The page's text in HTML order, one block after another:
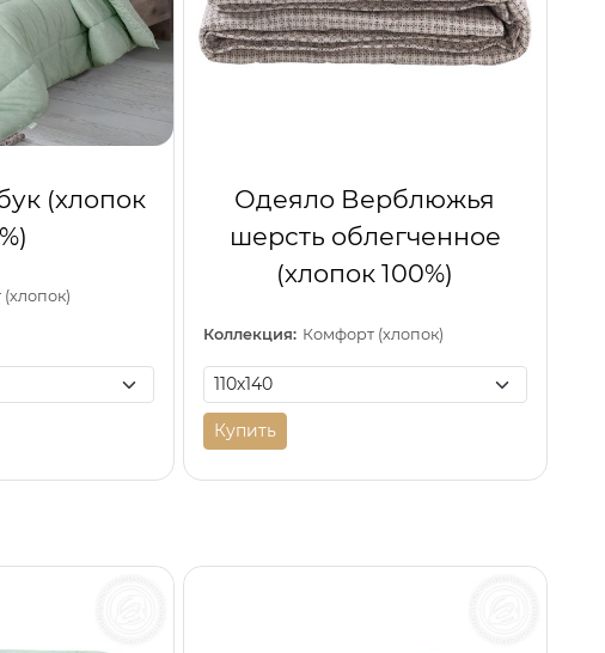
(хлопок
Одеяло Верблюжья
шерсть облегченное
(хлопок 100%)
Коллекция: Комфорт (хлопок)
Купить